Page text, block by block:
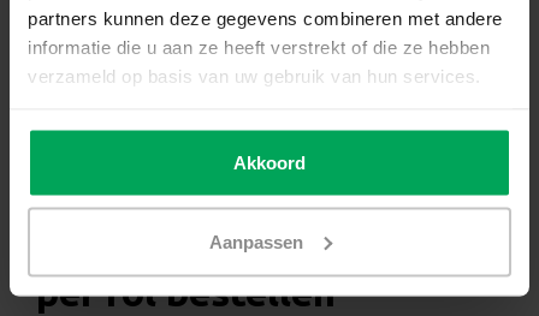
partners kunnen deze gegevens combineren met andere
informatie die u aan ze heeft verstrekt of die ze hebben
verzameld op basis van uw gebruik van hun services.
Akkoord
Aanpassen
Hoge klantenbeoordeling: 4.6 van 5
Productomschrijving
Zonwerende folie NT65
per rol bestellen